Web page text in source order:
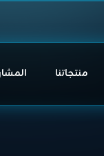
منتجاتنا